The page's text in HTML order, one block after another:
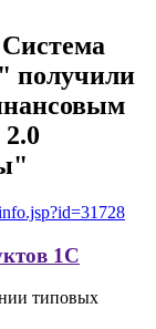
получили
1C
типовых